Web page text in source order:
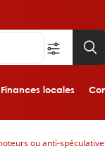
locales
ou anti-